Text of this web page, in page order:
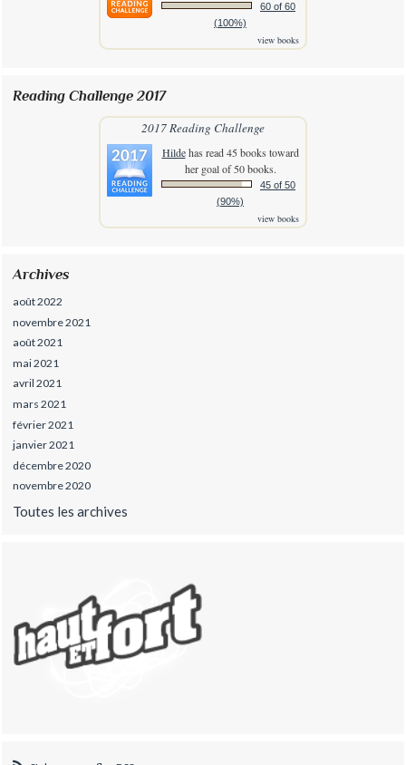
60 of 60
(100%)
view books
Reading Challenge 2017
2017 Reading Challenge
Hildehas read 45 books toward
her goal of 50 books.
45 of 50
(90%)
view books
Archives
août 2022
novembre 2021
août 2021
mai 2021
avril 2021
mars 2021
février 2021
janvier 2021
décembre 2020
novembre 2020
Toutes les archives